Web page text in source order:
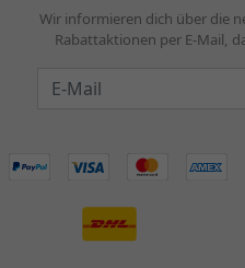
Wir informieren dich über die
Rabattaktionen per E-Mail,